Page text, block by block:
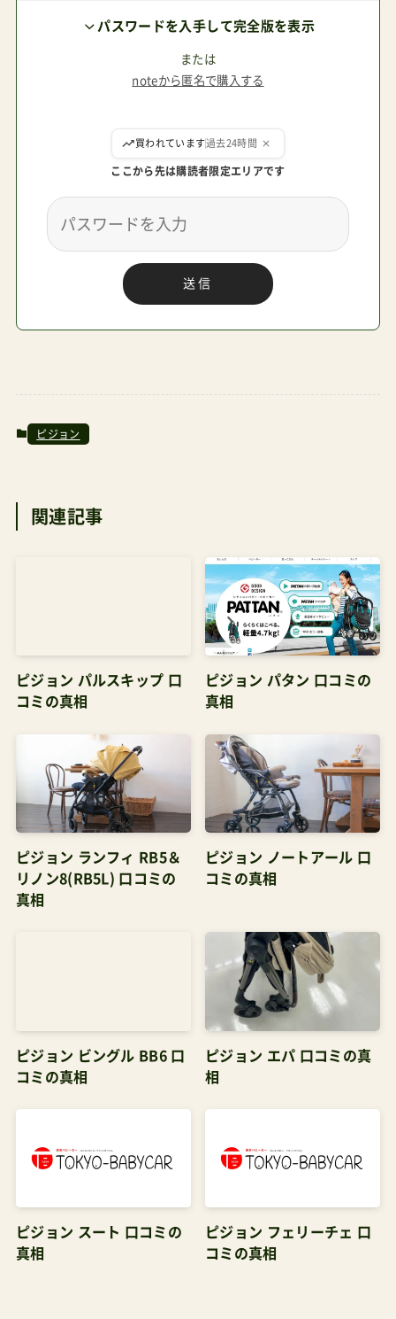
サイベックスのEEZYSTwist（イージーエスツイス
ト）管理人パパ「対面式にこだわっているのは今の
うちかもよ？まずは価格重視でサラッと買ってお
ギ4WD管理人パパ夫婦そろって身長が高く、ハン
ドル位置が高い方が押しやすそう。ちょっと私ら
しいベビーカーにこだわりたいなら・・・→クイニ
ーのザップフレックス管理人パパいろいろ考えた
けど国内メーカーの信頼とその中でもAmazonの
レビュー評価が一番（☆4.6）のものを選びたい！と
したので、以下の記事も参考にしてみてください。
投稿が見つかりません。価格62,000円+税対象生後
（参照）公式サイトhttps://pigeon-
¥73,656 Amazonで探す 楽天市場で探す Yahoo!
で探す 別売りのレインカバーはこちら。 ピジョン
マルチレインカバー両対面用 ¥4,980 Amazonで探
す 楽天市場で探す Yahoo!で探す
パスワードを入手して完全版を表示
または
noteから匿名で購入する
買われています過去24時間
ここから先は購読者限定エリアです
送信
ピジョン
関連記事
ピジョン パルスキップ 口
コミの真相
ピジョン パタン 口コミの
真相
ピジョン ランフィ RB5＆
リノン8(RB5L) 口コミの
真相
ピジョン ノートアール 口
コミの真相
ピジョン ビングル BB6 口
コミの真相
ピジョン エパ 口コミの真
相
ピジョン スート 口コミの
真相
ピジョン フェリーチェ 口
コミの真相